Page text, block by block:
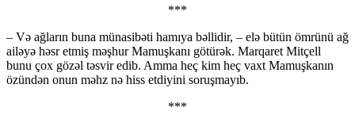
***
– Və ağların buna münasibəti hamıya bəllidir, – elə bütün ömrünü ağ
ailəyə həsr etmiş məşhur Mamuşkanı götürək. Marqaret Mitçell
bunu çox gözəl təsvir edib. Amma heç kim heç vaxt Mamuşkanın
özündən onun məhz nə hiss etdiyini soruşmayıb.
***